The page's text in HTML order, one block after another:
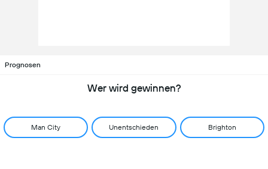
Prognosen
Wer wird gewinnen?
Man City Unentschieden Brighton